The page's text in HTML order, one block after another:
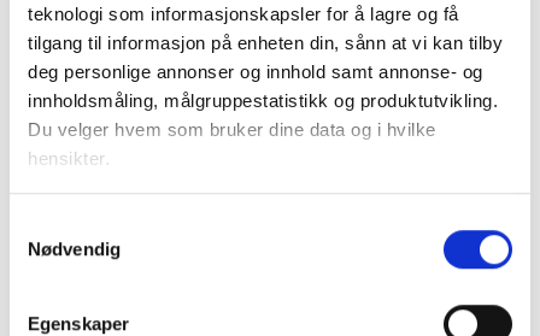
teknologi som informasjonskapsler for å lagre og få
tilgang til informasjon på enheten din, sånn at vi kan tilby
deg personlige annonser og innhold samt annonse- og
innholdsmåling, målgruppestatistikk og produktutvikling.
Du velger hvem som bruker dine data og i hvilke
hensikter.
Innhente informasjon om den geografiske
Nødvendig
Egenskaper
Both comments and trackbacks are currently closed.
Next→